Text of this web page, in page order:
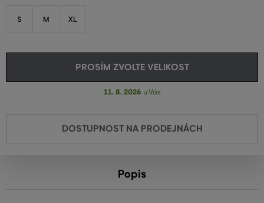
S M XL
PROSÍM ZVOLTE VELIKOST
11. 8. 2026 u Vás
DOSTUPNOST NA PRODEJNÁCH
Popis